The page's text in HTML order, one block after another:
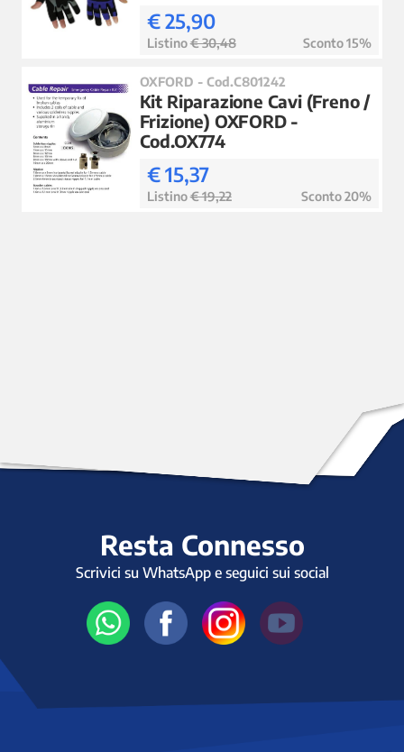
€ 25,90
Listino€ 30,48 Sconto 15%
OXFORD - Cod.C801242
Kit Riparazione Cavi (Freno /
Frizione) OXFORD -
Cod.OX774
€ 15,37
Listino€ 19,22 Sconto 20%
Resta Connesso
Scrivici su WhatsApp e seguici sui social